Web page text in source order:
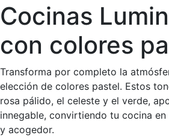
Cocinas
con colores
Transforma por completo la
elección de colores pastel. Estos
rosa pálido, el celeste y el verde,
innegable, convirtiendo tu cocina
y acogedor.